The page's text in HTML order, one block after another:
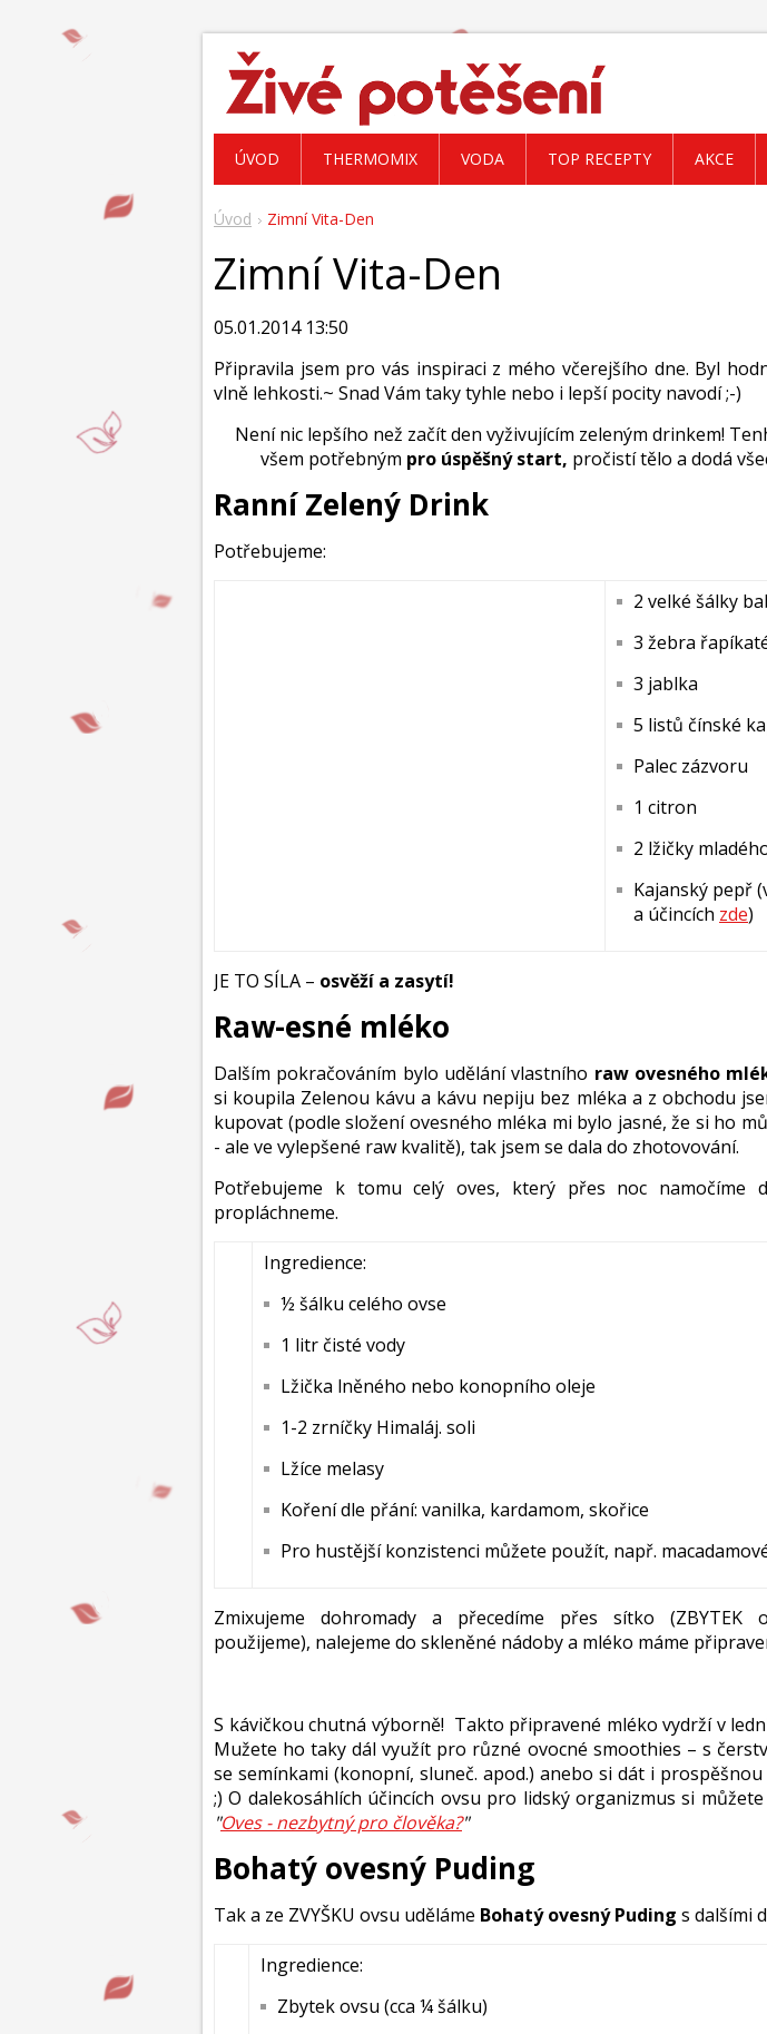
Úvod Zimní Vita-Den
Zimní Vita-Den
05.01.2014 13:50
Připravila jsem pro vás inspiraci z mého včerejšího dne. Byl
vlně lehkosti.~ Snad Vám taky tyhle nebo i lepší pocity navodí ;-)
Není nic lepšího než začít den vyživujícím zeleným drinkem!
všem potřebným pro úspěšný start, pročistí tělo a dodá
Ranní Zelený Drink
Potřebujeme:
2 velké šálky
3 žebra
3 jablka
5 listů čínské
Palec zázvoru
1 citron
2 lžičky
Kajanský pepř
a účincích zde)
JE TO SÍLA – osvěží a zasytí!
Raw-esné mléko
Dalším pokračováním bylo udělání vlastního raw ovesného
si koupila Zelenou kávu a kávu nepiju bez mléka a z obchodu
kupovat (podle složení ovesného mléka mi bylo jasné, že si ho
- ale ve vylepšené raw kvalitě), tak jsem se dala do zhotovování.
Potřebujeme k tomu celý oves, který přes noc namočíme
propláchneme.
Ingredience:
½ šálku celého ovse
1 litr čisté vody
Lžička lněného nebo konopního oleje
1-2 zrníčky Himaláj. soli
Lžíce melasy
Koření dle přání: vanilka, kardamom, skořice
Pro hustější konzistenci můžete použít, např.
Zmixujeme dohromady a přecedíme přes sítko (ZBYTEK
použijeme), nalejeme do skleněné nádoby a mléko máme
S kávičkou chutná výborně! Takto připravené mléko vydrží v
Mužete ho taky dál využít pro různé ovocné smoothies – s
se semínkami (konopní, sluneč. apod.) anebo si dát i
;) O dalekosáhlích účincích ovsu pro lidský organizmus si
"Oves - nezbytný pro člověka?"
Bohatý ovesný Puding
Tak a ze ZVYŠKU ovsu uděláme Bohatý ovesný Puding s dalšími
Ingredience:
Zbytek ovsu (cca ¼ šálku)
ÚVOD THERMOMIX VODA TOP RECEPTY AKCE